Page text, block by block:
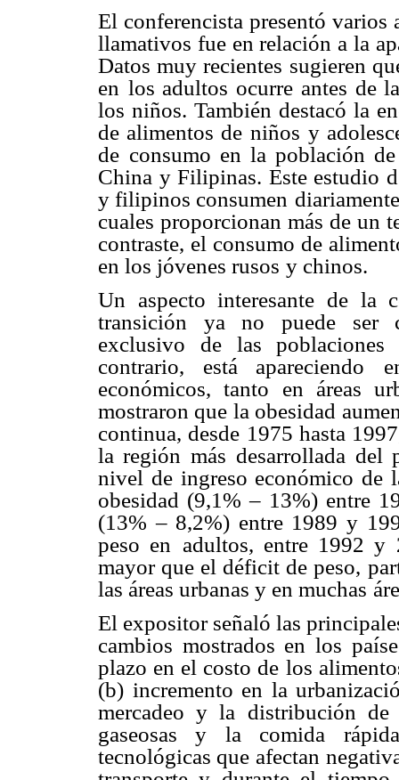
El conferencista presentó varios
llamativos fue en relación a la
Datos muy recientes sugieren
en los adultos ocurre antes de
los niños. También destacó la
de alimentos de niños y
de consumo en la población
China y Filipinas. Este estudio
y filipinos consumen
cuales proporcionan más de un
contraste, el consumo de
en los jóvenes rusos y chinos.
Un aspecto interesante de la
transición ya no puede ser
exclusivo de las
contrario, está apareciendo
económicos, tanto
en áreas
mostraron que la obesidad
continua, desde 1975 hasta
la región más desarrollada del
nivel de ingreso económico de
obesidad (9,1% – 13%) entre
(13% – 8,2%) entre 1989 y
peso en adultos, entre 1992 y
mayor que el déficit de peso,
las áreas urbanas y en muchas
El expositor señaló las
cambios mostrados en los
plazo en el costo de los
(b) incremento en la
mercadeo y la distribución de
gaseosas y la comida
tecnológicas que afectan